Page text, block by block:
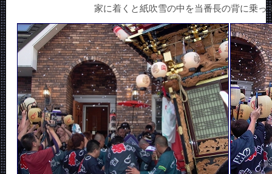
家に着くと紙吹雪の中を当番長の背に乗っ